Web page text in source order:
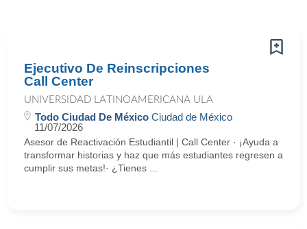
Ejecutivo De Reinscripciones
Call Center
UNIVERSIDAD LATINOAMERICANA ULA
Todo Ciudad De México Ciudad de México
11/07/2026
Asesor de Reactivación Estudiantil | Call Center · ¡Ayuda a
transformar historias y haz que más estudiantes regresen a
cumplir sus metas!· ¿Tienes ...